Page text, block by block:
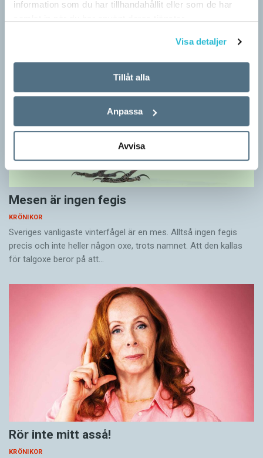
information som du har tillhandahållit eller som de har
Visa detaljer
Tillåt alla
Anpassa
Avvisa
– ungefär så sa den brittiske språkvetaren John Rupert Firth
(1890–1960) om…
Mesen är ingen fegis
KRÖNIKOR
Sveriges vanligaste vinterfågel är en mes. Alltså ingen fegis
precis och inte heller någon oxe, trots namnet. Att den kallas
för talgoxe beror på att…
Rör inte mitt asså!
KRÖNIKOR